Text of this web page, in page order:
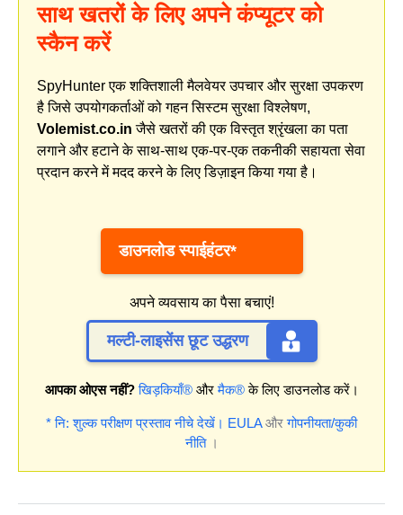
साथ खतरों के लिए अपने कंप्यूटर को
स्कैन करें
SpyHunter एक शक्तिशाली मैलवेयर उपचार और सुरक्षा उपकरण
है जिसे उपयोगकर्ताओं को गहन सिस्टम सुरक्षा विश्लेषण,
Volemist.co.in जैसे खतरों की एक विस्तृत श्रृंखला का पता
लगाने और हटाने के साथ-साथ एक-पर-एक तकनीकी सहायता सेवा
प्रदान करने में मदद करने के लिए डिज़ाइन किया गया है।
डाउनलोड स्पाईहंटर*
अपने व्यवसाय का पैसा बचाएं!
मल्टी-लाइसेंस छूट उद्धरण
आपका ओएस नहीं? खिड़कियाँ®औरमैक®के लिए डाउनलोड करें।
* नि: शुल्क परीक्षण प्रस्ताव नीचे देखें। EULAऔरगोपनीयता/कुकी
नीति।